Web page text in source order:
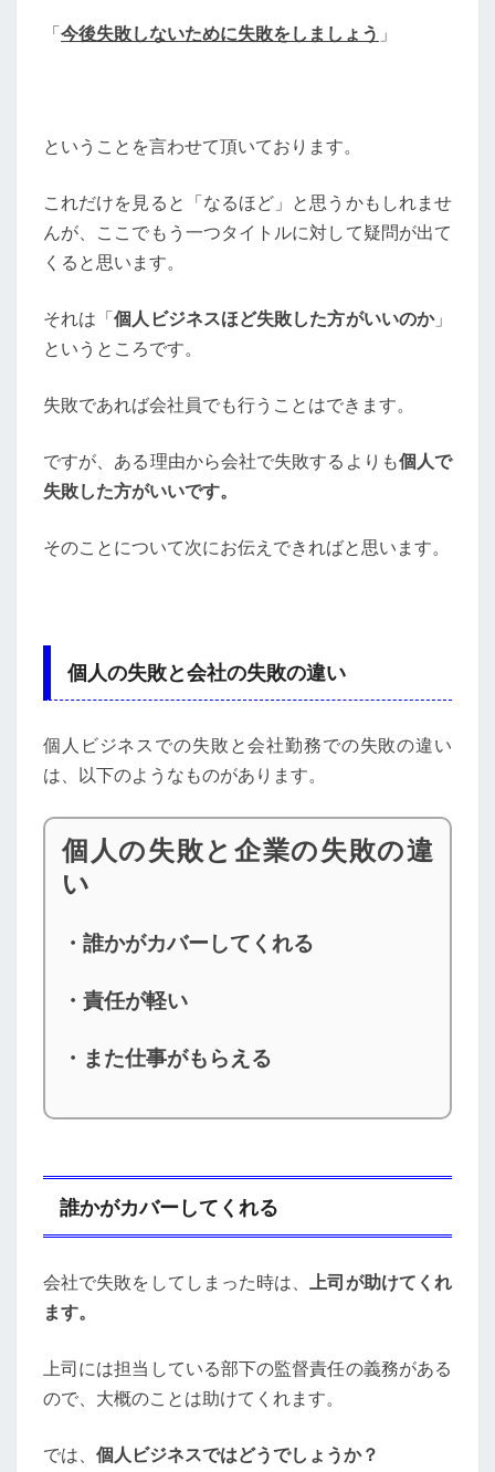
「今後失敗しないために失敗をしましょう 」
ということを言わせて頂いております。
これだけを見ると「なるほど」と思うかもしれませ
んが、ここでもう一つタイトルに対して疑問が出て
くると思います。
それは「個人ビジネスほど失敗した方がいいのか」
というところです。
失敗であれば会社員でも行うことはできます。
ですが、ある理由から会社で失敗するよりも個人で
失敗した方がいいです。
そのことについて次にお伝えできればと思います。
個人の失敗と会社の失敗の違い
個人ビジネスでの失敗と会社勤務での失敗の違い
は、以下のようなものがあります。
個人の失敗と企業の失敗の違
い
・誰かがカバーしてくれる
・責任が軽い
・また仕事がもらえる
誰かがカバーしてくれる
会社で失敗をしてしまった時は、上司が助けてくれ
ます。
上司には担当している部下の監督責任の義務がある
ので、大概のことは助けてくれます。
では、 個人ビジネスではどうでしょうか？